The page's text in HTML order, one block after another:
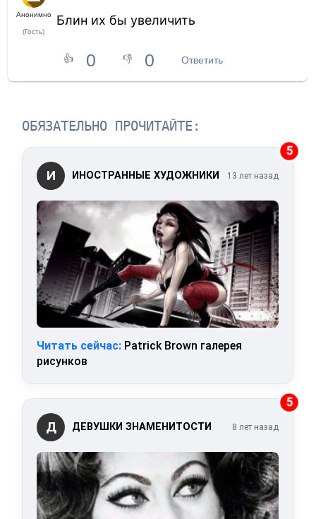
Анонимно
(Гость)
Блин их бы увеличить
👍 0 👎 0 Ответить
ОБЯЗАТЕЛЬНО ПРОЧИТАЙТЕ:
5
И ИНОСТРАННЫЕ ХУДОЖНИКИ 13 лет назад
Читать сейчас: Patrick Brown галерея
рисунков
5
Д ДЕВУШКИ ЗНАМЕНИТОСТИ 8 лет назад